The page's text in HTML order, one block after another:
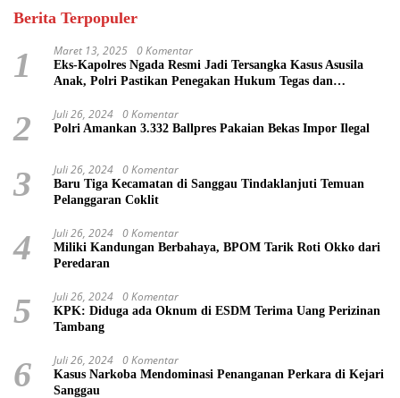
Berita Terpopuler
1 Maret 13, 2025 0 Komentar
Eks-Kapolres Ngada Resmi Jadi Tersangka Kasus Asusila
Anak, Polri Pastikan Penegakan Hukum Tegas dan
2 Juli 26, 2024 0 Komentar
Polri Amankan 3.332 Ballpres Pakaian Bekas Impor Ilegal
3 Juli 26, 2024 0 Komentar
Baru Tiga Kecamatan di Sanggau Tindaklanjuti Temuan
Pelanggaran Coklit
4 Juli 26, 2024 0 Komentar
Miliki Kandungan Berbahaya, BPOM Tarik Roti Okko dari
Peredaran
5 Juli 26, 2024 0 Komentar
KPK: Diduga ada Oknum di ESDM Terima Uang Perizinan
Tambang
6 Juli 26, 2024 0 Komentar
Kasus Narkoba Mendominasi Penanganan Perkara di Kejari
Sanggau